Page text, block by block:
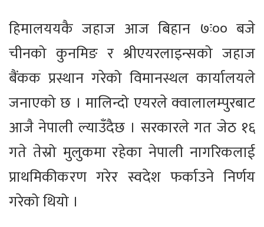
हिमालययकै जहाज आज बिहान ७ः०० बजे
चीनको कुनमिङ र श्रीएयरलाइन्सको जहाज
बैंकक प्रस्थान गरेको विमानस्थल कार्यालयले
जनाएको छ । मालिन्दो एयरले क्वालालम्पुरबाट
आजै नेपाली ल्याउँदैछ । सरकारले गत जेठ १६
गते तेस्रो मुलुकमा रहेका नेपाली नागरिकलाई
प्राथमिकीकरण गरेर स्वदेश फर्काउने निर्णय
गरेको थियो ।